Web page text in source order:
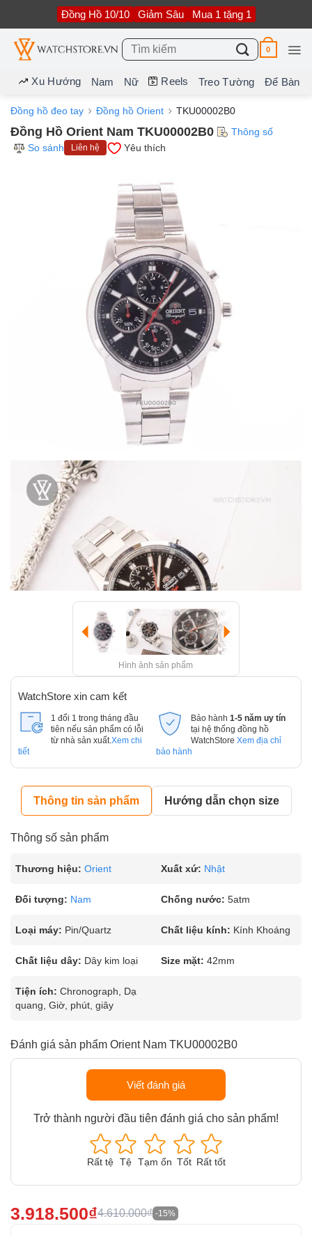
nội
dung
Đồng Hồ 10/10 Giảm Sâu Mua 1 tặng 1
Tìm
kiếm:
0
Xu Hướng Nam Nữ Reels Treo Tường Để Bàn
Đồng hồ đeo tay Đồng hồ Orient TKU00002B0
Đồng Hồ Orient Nam TKU00002B0
Thông số
So sánh
Liên hệ Yêu thích
Hình ảnh sản phẩm
WatchStore xin cam kết
1 đổi 1 trong tháng đầu
tiên nếu sản phẩm có lỗi
từ nhà sản xuất. Xem chi
tiết
Bảo hành 1-5 năm uy tín
tại hệ thống đồng hồ
WatchStore Xem địa chỉ
bảo hành
Thông tin sản phẩm Hướng dẫn chọn size
Thông số sản phẩm
Thương hiệu: Orient Xuất xứ: Nhật
Đối tượng: Nam Chống nước: 5atm
Loại máy: Pin/Quartz Chất liệu kính: Kính Khoáng
Chất liệu dây: Dây kim loại Size mặt: 42mm
Tiện ích: Chronograph, Dạ
quang, Giờ, phút, giây
Đánh giá sản phẩm Orient Nam TKU00002B0
Viết đánh giá
Trở thành người đầu tiên đánh giá cho sản phẩm!
Rất tệ Tệ Tạm ổn Tốt Rất tốt
3.918.500₫4.610.000₫ -15%